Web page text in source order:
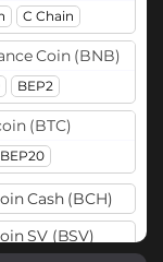
C Chain
Coin (BNB)
BEP2
(BTC)
BEP20
Cash (BCH)
SV (BSV)